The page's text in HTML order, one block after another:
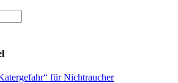
für Nichtraucher